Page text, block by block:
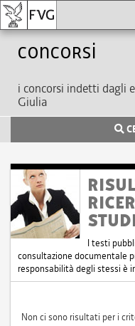
Concorsi
i concorsi indetti dagli
Giulia
I testi
consultazione documentale
responsabilità degli stessi è
Non ci sono risultati per i